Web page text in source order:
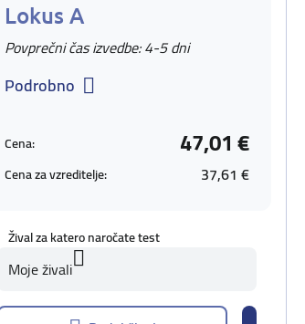
Lokus A
Povprečni čas izvedbe: 4-5 dni
Podrobno
Cena: 47,01 €
Cena za vzreditelje: 37,61 €
Žival za katero naročate test
Moje živali